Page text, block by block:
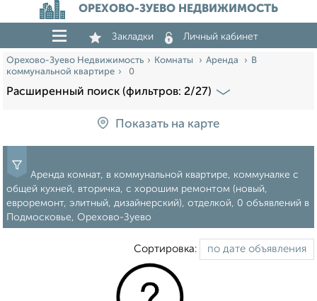
ОРЕХОВО-ЗУЕВО НЕДВИЖИМОСТЬ
Закладки Личный кабинет
Орехово-Зуево Недвижимость Комнаты Аренда
В
коммунальной квартире
0
Расширенный поиск (фильтров: 2/27)
Показать на карте
Аренда комнат, в коммунальной квартире, коммуналке с
общей кухней, вторичка, с хорошим ремонтом (новый,
евроремонт, элитный, дизайнерский), отделкой, 0 объявлений в
Подмосковье, Орехово-Зуево
Сортировка: